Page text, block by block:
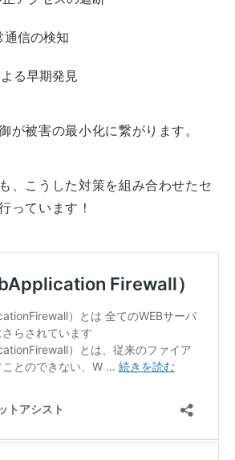
通信の検知
る早期発見
が被害の最小化に繋がります。
、こうした対策を組み合わせたセ
っています！